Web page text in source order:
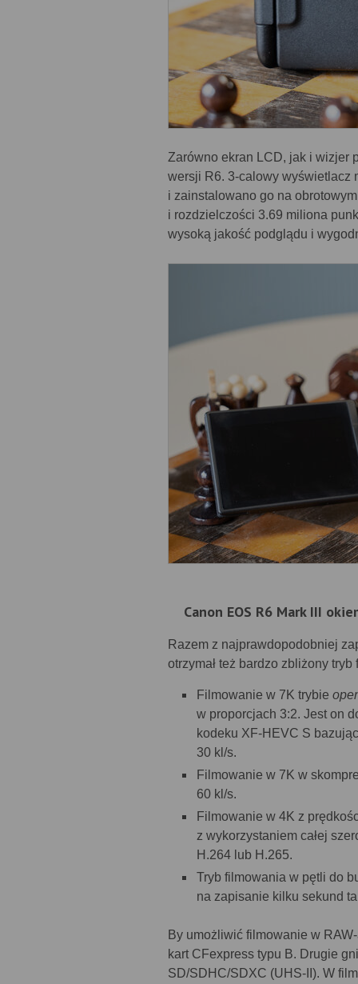
Zarówno ekran LCD, jak i wizjer
wersji R6. 3-calowy wyświetlacz
i zainstalowano go na
i rozdzielczości 3.69 miliona
wysoką jakość podglądu i
Canon EOS R6 Mark III
Razem z najprawdopodobniej
otrzymał też bardzo zbliżony
Filmowanie w 7K trybie
w proporcjach 3:2. Jest on
kodeku XF-HEVC S
30 kl/s.
Filmowanie w 7K w
60 kl/s.
Filmowanie w 4K z
z wykorzystaniem całej
H.264 lub H.265.
Tryb filmowania w pętli do
na zapisanie kilku sekund
By umożliwić filmowanie w
kart CFexpress typu B. Drugie
SD/SDHC/SDXC (UHS-II). W